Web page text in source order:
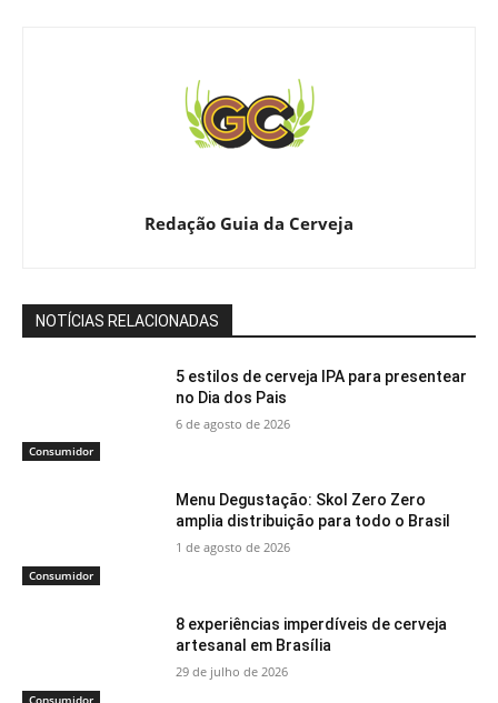
Redação Guia da Cerveja
NOTÍCIAS RELACIONADAS
Consumidor
5 estilos de cerveja IPA para presentear
no Dia dos Pais
6 de agosto de 2026
Consumidor
Menu Degustação: Skol Zero Zero
amplia distribuição para todo o Brasil
1 de agosto de 2026
Consumidor
8 experiências imperdíveis de cerveja
artesanal em Brasília
29 de julho de 2026